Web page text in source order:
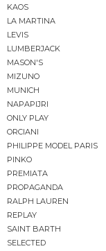
KAOS
LA MARTINA
LEVIS
LUMBERJACK
MASON'S
MIZUNO
MUNICH
NAPAPIJRI
ONLY PLAY
ORCIANI
PHILIPPE MODEL PARIS
PINKO
PREMIATA
PROPAGANDA
RALPH LAUREN
REPLAY
SAINT BARTH
SELECTED